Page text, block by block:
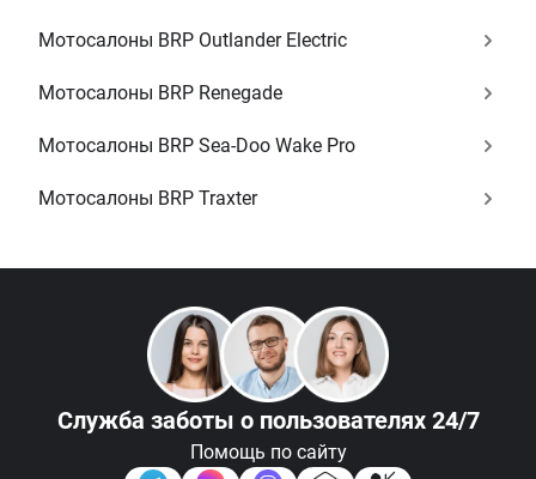
Мотосалоны BRP Outlander Electric
Мотосалоны BRP Renegade
Мотосалоны BRP Sea-Doo Wake Pro
Мотосалоны BRP Traxter
Служба заботы о пользователях 24/7
Помощь по сайту